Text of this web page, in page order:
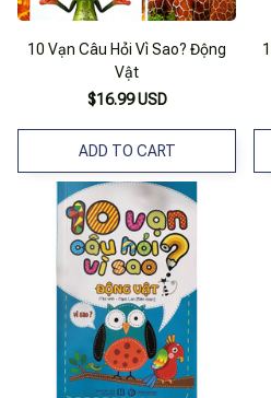
10 Vạn Câu Hỏi Vì Sao? Động
Vật
$16.99 USD
ADD TO CART